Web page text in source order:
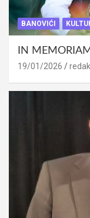
BANOVIĆI
IN
19/01/2026